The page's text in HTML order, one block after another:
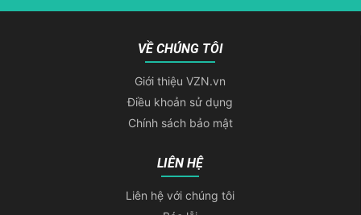
VỀ CHÚNG TÔI
Giới thiệu VZN.vn
Điều khoản sử dụng
Chính sách bảo mật
LIÊN HỆ
Liên hệ với chúng tôi